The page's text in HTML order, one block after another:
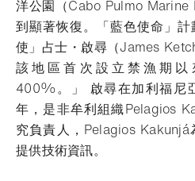
洋公園（Cabo Pulmo Marine
到顯著恢復。「藍色使命」
使」占士・啟尋（James
該地區首次設立禁漁期
400%。」 啟尋在加利福尼
年，是非牟利組織Pelagios
究負責人，Pelagios
提供技術資訊。